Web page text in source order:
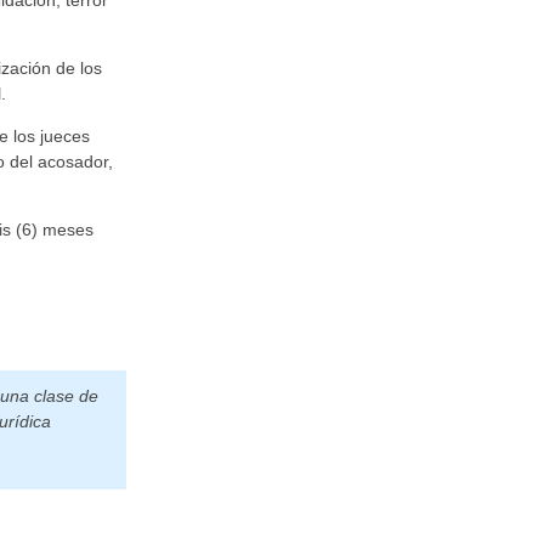
de los
los jueces
del acosador,
(6) meses
clase de